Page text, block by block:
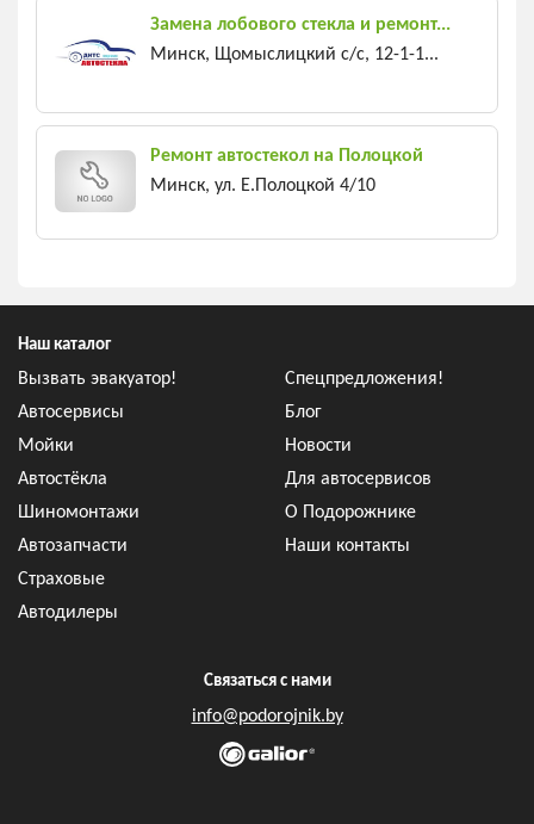
Замена лобового стекла и ремонт...
Минск, Щомыслицкий с/c, 12-1-1...
Ремонт автостекол на Полоцкой
Минск, ул. Е.Полоцкой 4/10
Наш каталог
Вызвать эвакуатор!
Автосервисы
Мойки
Автостёкла
Шиномонтажи
Автозапчасти
Страховые
Автодилеры
Спецпредложения!
Блог
Новости
Для автосервисов
О Подорожнике
Наши контакты
Связаться с нами
info@podorojnik.by